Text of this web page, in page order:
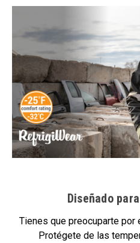
Diseñado
Tienes que preocuparte por
Protégete de las